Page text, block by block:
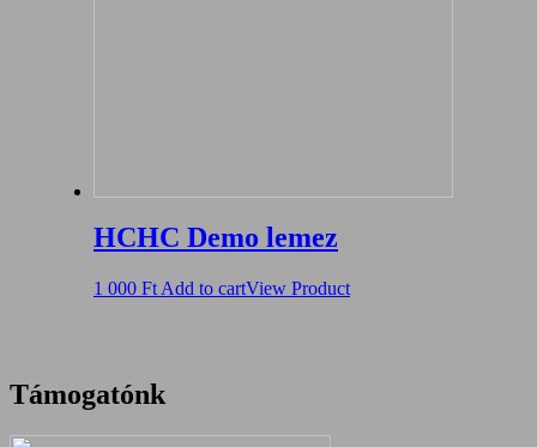
HCHC Demo lemez
1 000 Ft Add to cartView Product
Támogatónk